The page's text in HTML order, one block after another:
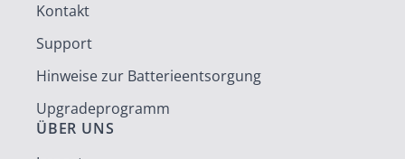
Kontakt
Support
Hinweise zur Batterieentsorgung
Upgradeprogramm
ÜBER UNS